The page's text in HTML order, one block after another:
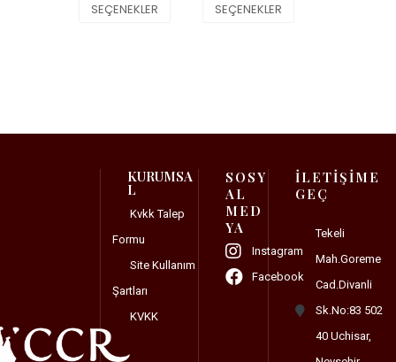
SEÇENEKLER SEÇENEKLER
KURUMSA
L
Kvkk Talep
Formu
Site Kullanım
Şartları
KVKK
SOSY
AL
MED
YA
Instagram
Facebook
İLETİŞİME
GEÇ
Tekeli
Mah.Goreme
Cad.Divanli
Sk.No:83 502
40 Uchisar,